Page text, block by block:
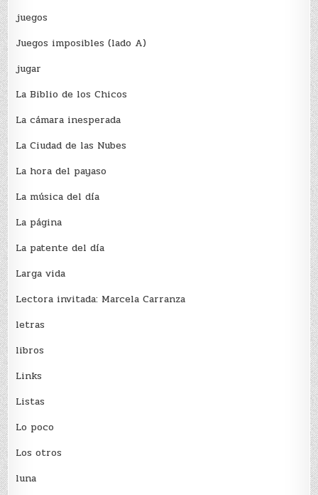
juegos
Juegos imposibles (lado A)
jugar
La Biblio de los Chicos
La cámara inesperada
La Ciudad de las Nubes
La hora del payaso
La música del día
La página
La patente del día
Larga vida
Lectora invitada: Marcela Carranza
letras
libros
Links
Listas
Lo poco
Los otros
luna